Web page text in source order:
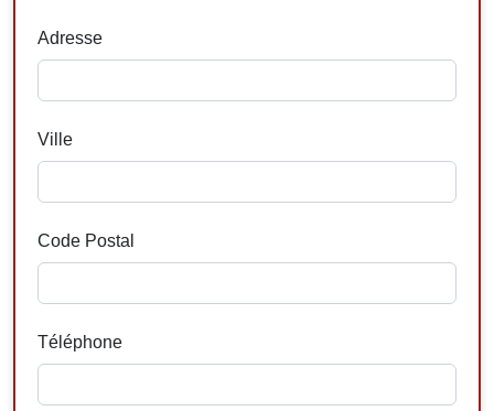
Adresse
Ville
Code Postal
Téléphone